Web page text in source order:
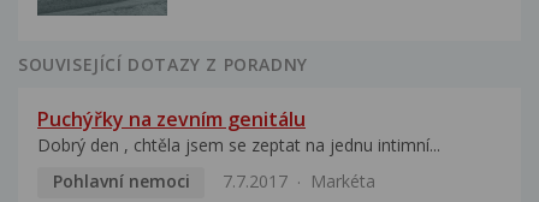
SOUVISEJÍCÍ DOTAZY Z PORADNY
Puchýřky na zevním genitálu
Dobrý den , chtěla jsem se zeptat na jednu intimní...
Pohlavní nemoci
7.7.2017 Markéta